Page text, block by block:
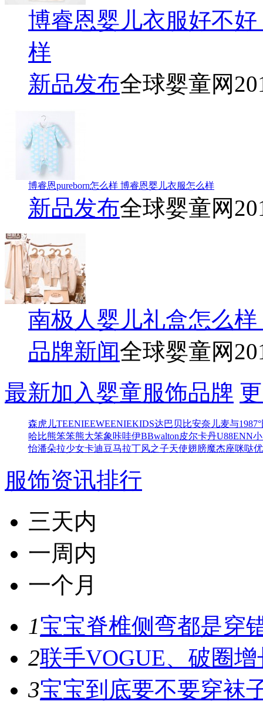
博睿恩婴儿衣服好不
样
新品发布全球婴童网
博睿恩pureborn怎么样 博睿恩婴儿衣服怎么样
新品发布全球婴童网
南极人婴儿礼盒怎么
品牌新闻全球婴童网
最新加入婴童服饰品牌
森虎儿TEENIEEWEENIEKIDS达巴贝比安奈儿麦与1987°
哈比熊笨笨熊大笨象咔哇伊BBwalton皮尔卡丹U88ENN
怡潘朵拉少女卡迪豆马拉丁风之子天使翅膀魔杰座咪哒
服饰资讯排行
三天内
一周内
一个月
1宝宝脊椎侧弯都是穿
2联手VOGUE、破圈
3宝宝到底要不要穿袜